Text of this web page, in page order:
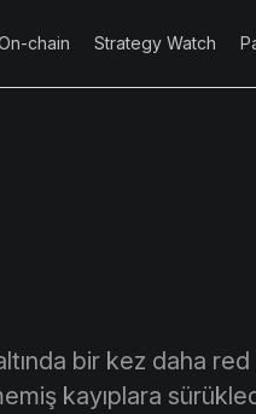
chain Strategy Watch
bir kez daha red
kayıplara